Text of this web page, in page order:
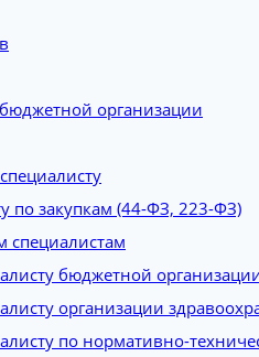
бюджетной организации
по закупкам (44-ФЗ, 223-ФЗ)
специалистам
бюджетной
организации
по нормативно-